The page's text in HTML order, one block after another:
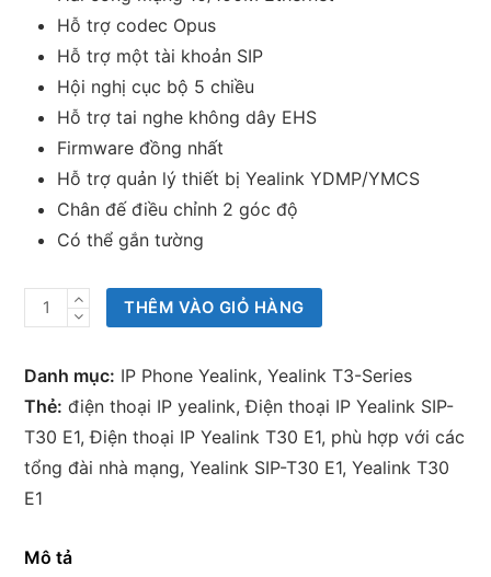
Hỗ trợ codec Opus
Hỗ trợ một tài khoản SIP
Hội nghị cục bộ 5 chiều
Hỗ trợ tai nghe không dây EHS
Firmware đồng nhất
Hỗ trợ quản lý thiết bị Yealink YDMP/YMCS
Chân đế điều chỉnh 2 góc độ
Có thể gắn tường
Điện
thoại
IP
Yealink
T30
E1
số
THÊM VÀO GIỎ HÀNG
Danh mục: IP Phone Yealink,Yealink T3-Series
Thẻ: điện thoại IP yealink,Điện thoại IP Yealink SIP-
T30 E1,Điện thoại IP Yealink T30 E1, phù hợp với các
tổng đài nhà mạng,Yealink SIP-T30 E1,Yealink T30
E1
Mô tả